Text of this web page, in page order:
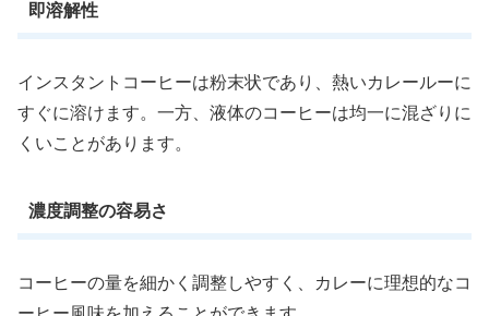
即溶解性
インスタントコーヒーは粉末状であり、熱いカレールーに
すぐに溶けます。一方、液体のコーヒーは均一に混ざりに
くいことがあります。
濃度調整の容易さ
コーヒーの量を細かく調整しやすく、カレーに理想的なコ